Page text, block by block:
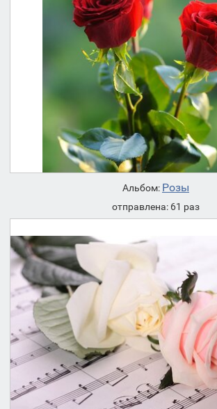
Альбом: Розы
отправлена: 61 раз